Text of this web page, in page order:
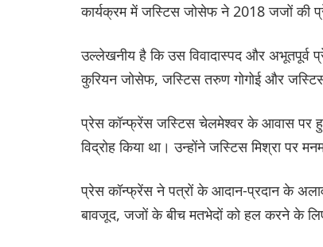
कार्यक्रम में जस्टिस जोसेफ ने 2018 जजों की
उल्लेखनीय है कि उस विवादास्पद और अभूतपूर्व
कुरियन जोसेफ, जस्टिस तरुण गोगोई और
प्रेस कॉन्फ्रेंस जस्टिस चेलमेश्वर के आवास पर
विद्रोह किया था। उन्होंने जस्टिस मिश्रा पर
प्रेस कॉन्फ्रेंस ने पत्रों के आदान-प्रदान के
बावजूद, जजों के बीच मतभेदों को हल करने के लिए